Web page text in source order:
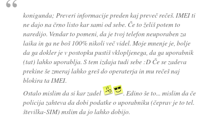
konigunda; Preveri informacije preden kaj preveč rečeš. IMEI ti
ne dajo na črno listo kar sami od sebe. Če to želiš potem to
naredijo. Vendar to pomeni, da je tvoj telefon neuporaben za
laika in ga ne boš 100% nikoli več videl. Moje mnenje je, bolje
da ga dokler je v postopku pustiš vklopljenega, da ga uporabnik
(tat) lahko uporablja. S tem izdaja tudi sebe :D Če se zadeva
prekine še zmeraj lahko greš do operaterja in mu rečeš naj
blokira ta IMEI.
Ostalo mislim da si kar zadel
. Edino še to... mislim da če
policija zahteva da dobi podatke o uporabniku (čeprav je to tel.
številka-SIM) mslim da jo lahko dobijo.